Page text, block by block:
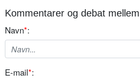
Kommentarer og debat
Navn*:
E-mail*: